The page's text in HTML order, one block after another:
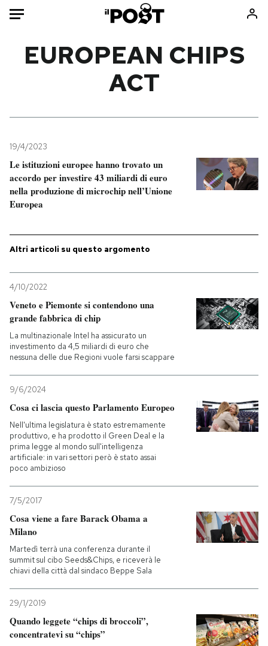
Mondo
Tecnologia
Internet
Scienza
Cultura
Libri
Ok Boomer!
Media
PODCAST
NEWSLETTER
SHOP
CALENDARIO
AREA PERSONALE
Entra
EUROPEAN CHIPS
ACT
19/4/2023
Le istituzioni europee hanno trovato un
accordo per investire 43 miliardi di euro
nella produzione di microchip nell’Unione
Europea
Altri articoli su questo argomento
4/10/2022
Veneto e Piemonte si contendono una
grande fabbrica di chip
La multinazionale Intel ha assicurato un
investimento da 4,5 miliardi di euro che
nessuna delle due Regioni vuole farsi scappare
9/6/2024
Cosa ci lascia questo Parlamento Europeo
Nell'ultima legislatura è stato estremamente
produttivo, e ha prodotto il Green Deal e la
prima legge al mondo sull'intelligenza
artificiale: in vari settori però è stato assai
poco ambizioso
7/5/2017
Cosa viene a fare Barack Obama a
Milano
Martedì terrà una conferenza durante il
summit sul cibo Seeds&Chips, e riceverà le
chiavi della città dal sindaco Beppe Sala
29/1/2019
Quando leggete “chips di broccoli”,
concentratevi su “chips”